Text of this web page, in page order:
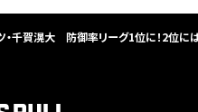
・千賀滉大 防御率リーグ1位に！2位